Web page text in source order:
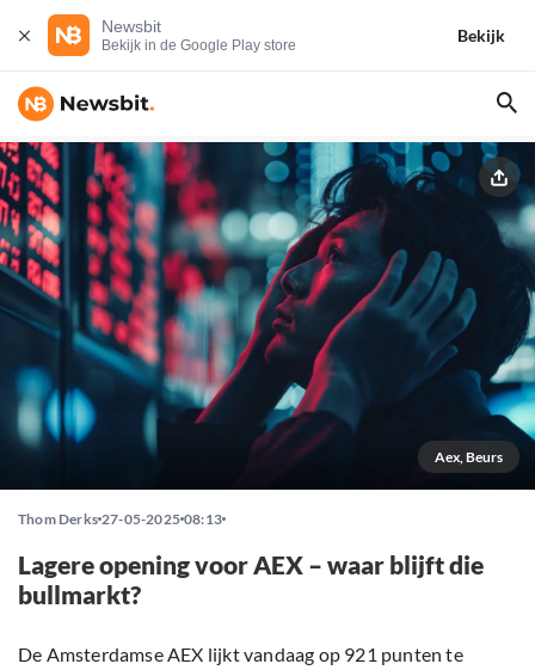
Newsbit
Bekijk in de Google Play store
Bekijk
Aex, Beurs
Thom Derks 27-05-2025 08:13
Lagere opening voor AEX – waar blijft die
bullmarkt?
De Amsterdamse AEX lijkt vandaag op 921 punten te